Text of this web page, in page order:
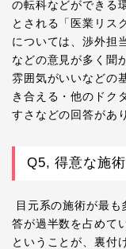
の転科などができる
とされる「医業リス
については、渉外担
などの意見が多く聞
雰囲気がいいなどの
き合える・他のドク
すさなどの回答があ
Q5, 得意な施
目元系の施術が最
答が過半数を占めて
ということが、裏付